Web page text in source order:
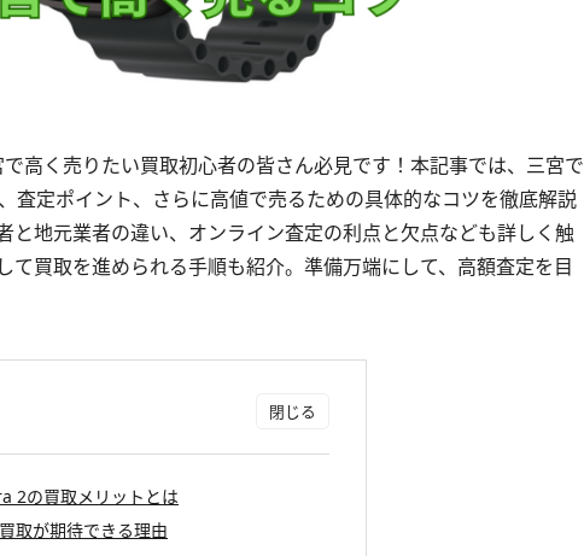
高く売りたい買取初心者の皆さん必見です！本記事では、三宮で
査定ポイント、さらに高値で売るための具体的なコツを徹底解説
と地元業者の違い、オンライン査定の利点と欠点なども詳しく触
て買取を進められる手順も紹介。準備万端にして、高額査定を目
2の買取メリットとは
取が期待できる理由